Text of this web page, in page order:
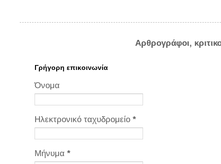
Αρθρογράφοι,
Γρήγορη επικοινωνία
Όνομα
Ηλεκτρονικό ταχυδρομείο *
Μήνυμα *